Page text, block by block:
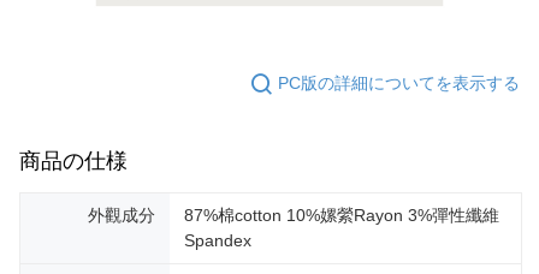
PC版の詳細についてを表示する
商品の仕様
外觀成分
87%棉cotton 10%嫘縈Rayon 3%彈性纖維
Spandex